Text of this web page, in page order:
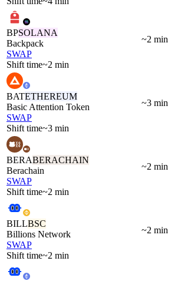
BPSOLANA
Backpack
SWAP
Shift time~2 min
~2 min
BATETHEREUM
Basic Attention Token
SWAP
Shift time~3 min
~3 min
BERABERACHAIN
Berachain
SWAP
Shift time~2 min
~2 min
BILLBSC
Billions Network
SWAP
Shift time~2 min
~2 min